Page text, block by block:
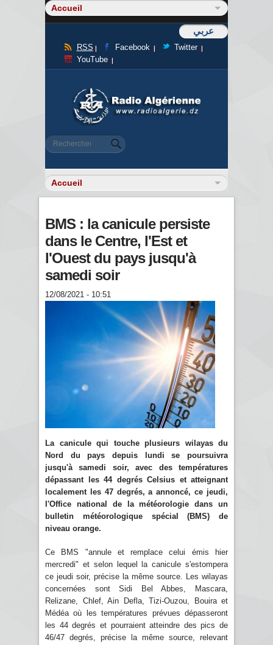
عربي
RSS Facebook
Twitter
YouTube
Formulaire de recherche
Rechercher
BMS : la canicule persiste
dans le Centre, l'Est et
l'Ouest du pays jusqu'à
samedi soir
12/08/2021 - 10:51
La canicule qui touche plusieurs wilayas du
Nord du pays depuis lundi se poursuivra
jusqu'à samedi soir, avec des températures
dépassant les 44 degrés Celsius et atteignant
localement les 47 degrés, a annoncé, ce jeudi,
l'Office national de la météorologie dans un
bulletin météorologique spécial (BMS) de
niveau orange.
Ce BMS "annule et remplace celui émis hier
mercredi" et selon lequel la canicule s'estompera
ce jeudi soir, précise la même source. Les wilayas
concernées sont Sidi Bel Abbes, Mascara,
Relizane, Chlef, Ain Defla, Tizi-Ouzou, Bouira et
Médéa où les températures prévues dépasseront
les 44 degrés et pourraient atteindre des pics de
46/47 degrés, précise la même source, relevant